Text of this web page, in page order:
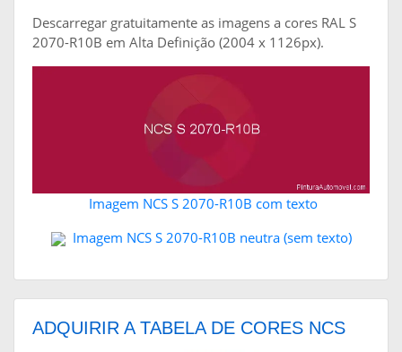
Descarregar gratuitamente as imagens a cores RAL S
2070-R10B em Alta Definição (2004 x 1126px).
Imagem NCS S 2070-R10B com texto
Imagem NCS S 2070-R10B neutra (sem texto)
ADQUIRIR A TABELA DE CORES NCS